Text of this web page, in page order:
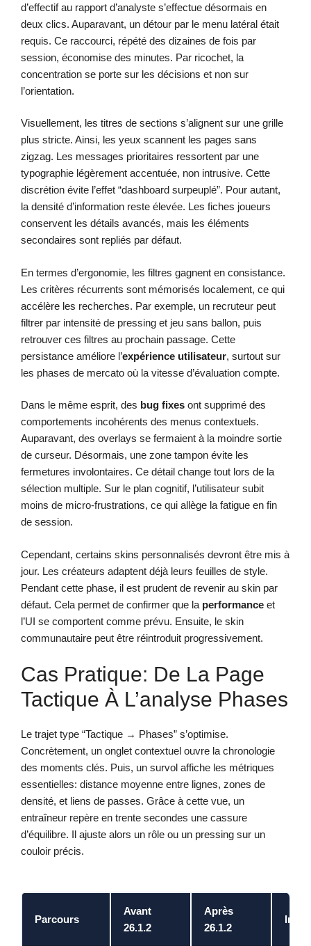
d’effectif au rapport d’analyste s’effectue désormais en
deux clics. Auparavant, un détour par le menu latéral était
requis. Ce raccourci, répété des dizaines de fois par
session, économise des minutes. Par ricochet, la
concentration se porte sur les décisions et non sur
l’orientation.
Visuellement, les titres de sections s’alignent sur une grille
plus stricte. Ainsi, les yeux scannent les pages sans
zigzag. Les messages prioritaires ressortent par une
typographie légèrement accentuée, non intrusive. Cette
discrétion évite l’effet “dashboard surpeuplé”. Pour autant,
la densité d’information reste élevée. Les fiches joueurs
conservent les détails avancés, mais les éléments
secondaires sont repliés par défaut.
En termes d’ergonomie, les filtres gagnent en consistance.
Les critères récurrents sont mémorisés localement, ce qui
accélère les recherches. Par exemple, un recruteur peut
filtrer par intensité de pressing et jeu sans ballon, puis
retrouver ces filtres au prochain passage. Cette
persistance améliore l’expérience utilisateur, surtout sur
les phases de mercato où la vitesse d’évaluation compte.
Dans le même esprit, des bug fixes ont supprimé des
comportements incohérents des menus contextuels.
Auparavant, des overlays se fermaient à la moindre sortie
de curseur. Désormais, une zone tampon évite les
fermetures involontaires. Ce détail change tout lors de la
sélection multiple. Sur le plan cognitif, l’utilisateur subit
moins de micro-frustrations, ce qui allège la fatigue en fin
de session.
Cependant, certains skins personnalisés devront être mis à
jour. Les créateurs adaptent déjà leurs feuilles de style.
Pendant cette phase, il est prudent de revenir au skin par
défaut. Cela permet de confirmer que la performance et
l’UI se comportent comme prévu. Ensuite, le skin
communautaire peut être réintroduit progressivement.
Cas Pratique: De La Page
Tactique À L’analyse Phases
Le trajet type “Tactique → Phases” s’optimise.
Concrètement, un onglet contextuel ouvre la chronologie
des moments clés. Puis, un survol affiche les métriques
essentielles: distance moyenne entre lignes, zones de
densité, et liens de passes. Grâce à cette vue, un
entraîneur repère en trente secondes une cassure
d’équilibre. Il ajuste alors un rôle ou un pressing sur un
couloir précis.
Parcours
Avant
26.1.2
Après
26.1.2